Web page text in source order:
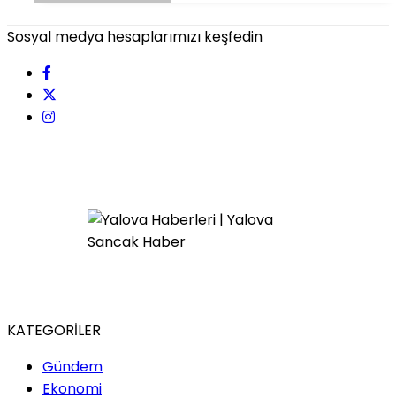
Sosyal medya hesaplarımızı keşfedin
KATEGORİLER
Gündem
Ekonomi